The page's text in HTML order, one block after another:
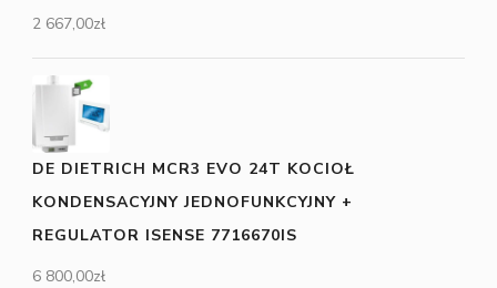
2 667,00zł
DE DIETRICH MCR3 EVO 24T KOCIOŁ
KONDENSACYJNY JEDNOFUNKCYJNY +
REGULATOR ISENSE 7716670IS
6 800,00zł